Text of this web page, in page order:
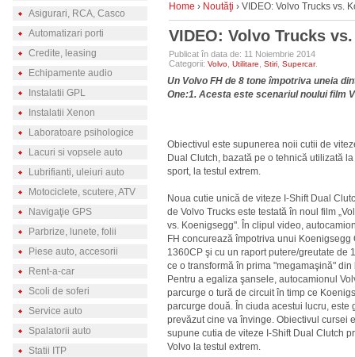
Asigurari, RCA, Casco
Automatizari porti
Credite, leasing
Echipamente audio
Instalatii GPL
Instalatii Xenon
Laboratoare psihologice
Lacuri si vopsele auto
Lubrifianti, uleiuri auto
Motociclete, scutere, ATV
Navigaţie GPS
Parbrize, lunete, folii
Piese auto, accesorii
Rent-a-car
Scoli de soferi
Service auto
Spalatorii auto
Statii ITP
Home › Noutăţi › VIDEO: Volvo Trucks vs.
VIDEO: Volvo Trucks
Publicat în data de: 11 Noiembrie 2014
Categorii: Volvo Utilitare Stiri Supercar.
Un Volvo FH de 8 tone împotriva uneia
One:1. Acesta este scenariul noului film
Obiectivul este supunerea noii cutii de
Dual Clutch, bazată pe o tehnică utilizată
sport, la testul extrem.
Noua cutie unică de viteze I-Shift Dual
de Volvo Trucks este testată în noul film
vs. Koenigsegg". În clipul video,
FH concurează împotriva unui Koenigsegg
1360CP şi cu un raport putere/greutate de
ce o transformă în prima "megamaşină" din
Pentru a egaliza şansele, autocamionul
parcurge o tură de circuit în timp ce
parcurge două. În ciuda acestui lucru, este
prevăzut cine va învinge. Obiectivul cursei
supune cutia de viteze I-Shift Dual Clutch
Volvo la testul extrem.